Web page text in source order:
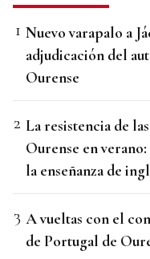
Nuevo varapalo a
adjudicación del
Ourense
La resistencia de
Ourense en
la enseñanza de
A vueltas con el
de Portugal de